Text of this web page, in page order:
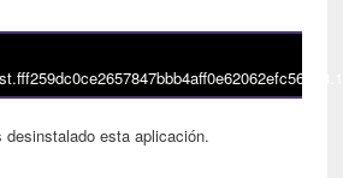
desinstalado esta aplicación.